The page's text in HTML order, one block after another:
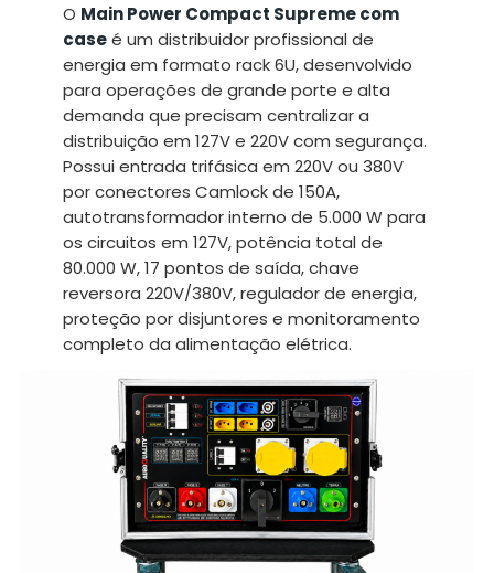
O Main Power Compact Supreme com
caseé um distribuidor profissional de
energia em formato rack 6U, desenvolvido
para operações de grande porte e alta
demanda que precisam centralizar a
distribuição em 127V e 220V com segurança.
Possui entrada trifásica em 220V ou 380V
por conectores Camlock de 150A,
autotransformador interno de 5.000 W para
os circuitos em 127V, potência total de
80.000 W, 17 pontos de saída, chave
reversora 220V/380V, regulador de energia,
proteção por disjuntores e monitoramento
completo da alimentação elétrica.